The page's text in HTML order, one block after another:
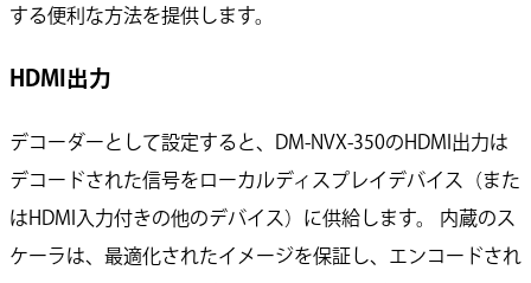
する便利な方法を提供します。
HDMI出力
デコーダーとして設定すると、DM-NVX-350のHDMI出力は
デコードされた信号をローカルディスプレイデバイス（また
はHDMI入力付きの他のデバイス）に供給します。 内蔵のス
ケーラは、最適化されたイメージを保証し、エンコードされ